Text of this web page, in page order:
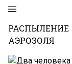
РАСПЫЛЕНИЕ
АЭРОЗОЛЯ